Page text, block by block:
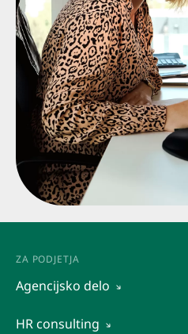
ZA PODJETJA
Agencijsko delo
HR consulting